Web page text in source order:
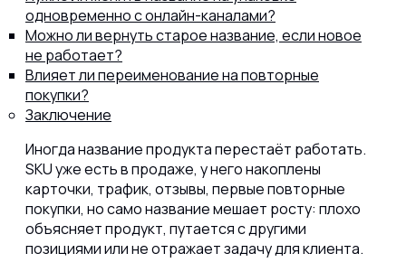
одновременно с онлайн-каналами?
Можно ли вернуть старое название, если новое
не работает?
Влияет ли переименование на повторные
покупки?
Заключение
Иногда название продукта перестаёт работать.
SKU уже есть в продаже, у него накоплены
карточки, трафик, отзывы, первые повторные
покупки, но само название мешает росту: плохо
объясняет продукт, путается с другими
позициями или не отражает задачу для клиента.